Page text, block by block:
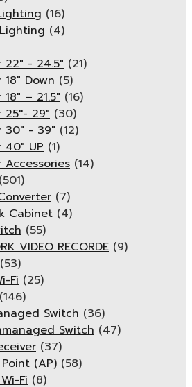
(16)
(4)
22" - 24.5" (21)
Down (5)
– 21.5″ (16)
25''- 29" (30)
30" - 39" (12)
40" UP (1)
Accessories (14)
(501)
(7)
Cabinet (4)
(55)
VIDEO RECORDE (9)
(53)
Fi (25)
(146)
Switch (36)
Switch (47)
(37)
(AP) (58)
Fi (8)